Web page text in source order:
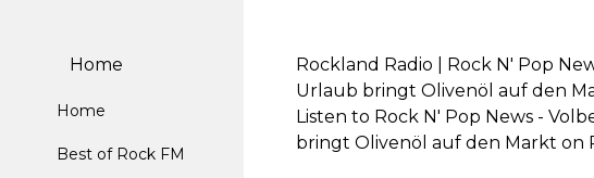
Home
Home
Best of Rock FM
Rockland Radio | Rock N' Pop
Urlaub bringt Olivenöl auf den
Listen to Rock N' Pop News -
bringt Olivenöl auf den Markt on